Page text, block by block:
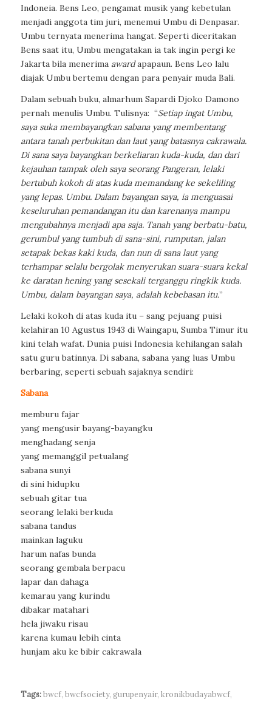
Indoneia. Bens Leo, pengamat musik yang kebetulan
menjadi anggota tim juri, menemui Umbu di Denpasar.
Umbu ternyata menerima hangat. Seperti diceritakan
Bens saat itu, Umbu mengatakan ia tak ingin pergi ke
Jakarta bila menerima awardapapaun. Bens Leo lalu
diajak Umbu bertemu dengan para penyair muda Bali.
Dalam sebuah buku, almarhum Sapardi Djoko Damono
pernah menulis Umbu. Tulisnya: “Setiap ingat Umbu,
saya suka membayangkan sabana yang membentang
antara tanah perbukitan dan laut yang batasnya cakrawala.
Di sana saya bayangkan berkeliaran kuda-kuda, dan dari
kejauhan tampak oleh saya seorang Pangeran, lelaki
bertubuh kokoh di atas kuda memandang ke sekeliling
yang lepas. Umbu. Dalam bayangan saya, ia menguasai
keseluruhan pemandangan itu dan karenanya mampu
mengubahnya menjadi apa saja. Tanah yang berbatu-batu,
gerumbul yang tumbuh di sana-sini, rumputan, jalan
setapak bekas kaki kuda, dan nun di sana laut yang
terhampar selalu bergolak menyerukan suara-suara kekal
ke daratan hening yang sesekali terganggu ringkik kuda.
Umbu, dalam bayangan saya, adalah kebebasan itu.”
Lelaki kokoh di atas kuda itu – sang pejuang puisi
kelahiran 10 Agustus 1943 di Waingapu, Sumba Timur itu
kini telah wafat. Dunia puisi Indonesia kehilangan salah
satu guru batinnya. Di sabana, sabana yang luas Umbu
berbaring, seperti sebuah sajaknya sendiri:
Sabana
memburu fajar
yang mengusir bayang-bayangku
menghadang senja
yang memanggil petualang
sabana sunyi
di sini hidupku
sebuah gitar tua
seorang lelaki berkuda
sabana tandus
mainkan laguku
harum nafas bunda
seorang gembala berpacu
lapar dan dahaga
kemarau yang kurindu
dibakar matahari
hela jiwaku risau
karena kumau lebih cinta
hunjam aku ke bibir cakrawala
Tags: bwcf, bwcfsociety, gurupenyair, kronikbudayabwcf,